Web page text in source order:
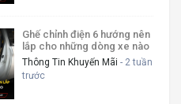
Ghế chỉnh điện 6 hướng nên
lắp cho những dòng xe nào
Thông Tin Khuyến Mãi - 2 tuần
trước